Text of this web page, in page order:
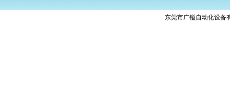
东莞市广镒自动化设备